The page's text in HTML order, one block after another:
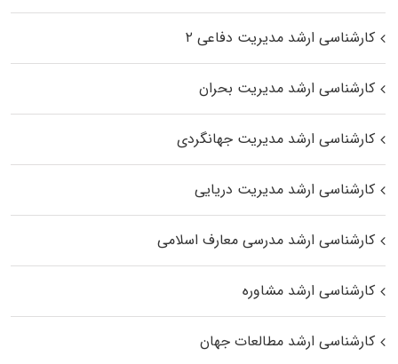
کارشناسی ارشد مدیریت دفاعی ۲
کارشناسی ارشد مدیریت بحران
کارشناسی ارشد مدیریت جهانگردی
کارشناسی ارشد مدیریت دریایی
کارشناسی ارشد مدرسی معارف اسلامی
کارشناسی ارشد مشاوره
کارشناسی ارشد مطالعات جهان